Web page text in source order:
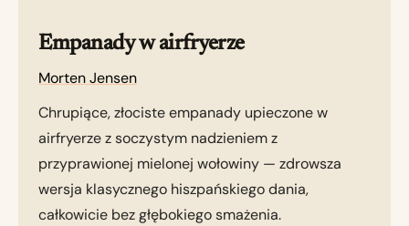
Empanady w airfryerze
Morten Jensen
Chrupiące, złociste empanady upieczone w
airfryerze z soczystym nadzieniem z
przyprawionej mielonej wołowiny — zdrowsza
wersja klasycznego hiszpańskiego dania,
całkowicie bez głębokiego smażenia.